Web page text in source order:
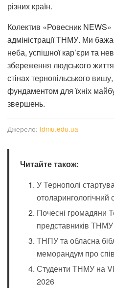
різних країн.
Колектив «Ровесник NEWS»
адміністрації ТНМУ. Ми
неба, успішної кар’єри та
збереження людського
стінах тернопільського
фундаментом для їхніх
звершень.
Джерело: tdmu.edu.ua
Читайте також:
У Тернополі
отоларингологічний
Почесні громадяни
представників ТНМУ
ТНПУ та обласна
меморандум про
Студенти ТНМУ на
2026